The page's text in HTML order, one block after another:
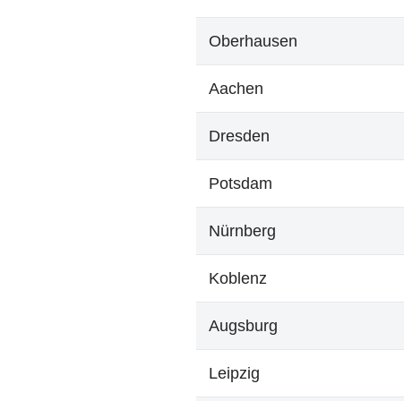
Oberhausen
Aachen
Dresden
Potsdam
Nürnberg
Koblenz
Augsburg
Leipzig